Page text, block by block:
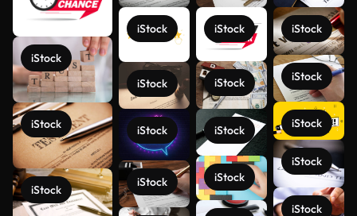
iStock
iStock
iStock
iStock
iStock
iStock
iStock
iStock
iStock
iStock
iStock
iStock
iStock
iStock
iStock
iStock